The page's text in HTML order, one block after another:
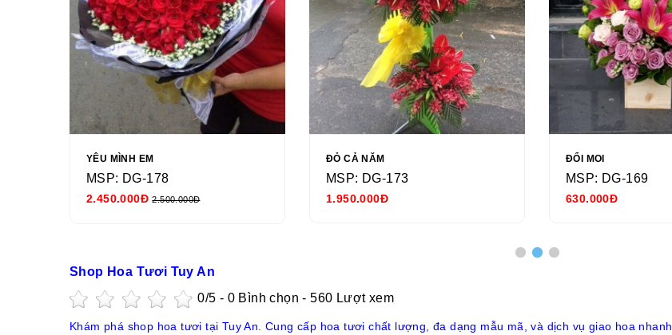
YÊU MÌNH EM
MSP: DG-178
2.450.000Đ 2.500.000Đ
ĐỎ CẢ NĂM
MSP: DG-173
1.950.000Đ
ĐỔI MOI
MSP: DG-169
630.000Đ
Shop Hoa Tươi Tuy An
0/5 - 0 Bình chọn - 560 Lượt xem
Khám phá shop hoa tươi tại Tuy An. Cung cấp hoa tươi chất lượng, đa dạng mẫu mã, và dịch vụ giao hoa nhanh